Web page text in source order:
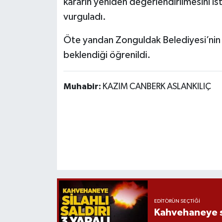
vurguladı.
Öte yandan Zonguldak Belediyesi’nin
beklendiği öğrenildi.
Muhabir: KAZIM CANBERK ASLANKILIÇ
EDITÖRÜN SEÇTIĞI
Kahvehaneye